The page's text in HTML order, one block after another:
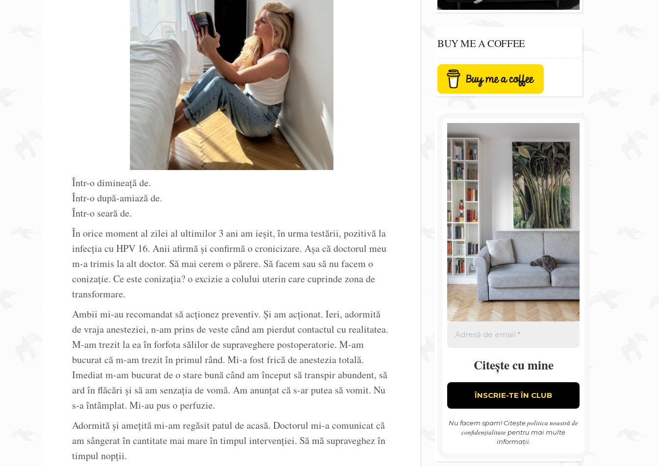
Într-o dimineață de.
Într-o după-amiază de.
Într-o seară de.
În orice moment al zilei al ultimilor 3 ani am ieșit, în urma testării, pozitivă la
infecția cu HPV 16. Anii afirmă și confirmă o cronicizare. Așa că doctorul meu
m-a trimis la alt doctor. Să mai cerem o părere. Să facem sau să nu facem o
conizație. Ce este conizația? o excizie a colului uterin care cuprinde zona de
transformare.
Ambii mi-au recomandat să acționez preventiv. Și am acționat. Ieri, adormită
de vraja anesteziei, n-am prins de veste când am pierdut contactul cu realitatea.
M-am trezit la ea în forfota sălilor de supraveghere postoperatorie. M-am
bucurat că m-am trezit în primul rând. Mi-a fost frică de anestezia totală.
Imediat m-am bucurat de o stare bună când am început să transpir abundent, să
ard în flăcări și să am senzația de vomă. Am anunțat că s-ar putea să vomit. Nu
s-a întâmplat. Mi-au pus o perfuzie.
Adormită și amețită mi-am regăsit patul de acasă. Doctorul mi-a comunicat că
am sângerat în cantitate mai mare în timpul intervenției. Să mă supraveghez în
timpul nopții.
BUY ME A COFFEE
Citește cu mine
Nu facem spam! Citeștepolitica noastră de
confidențialitate pentru mai multe
informații.